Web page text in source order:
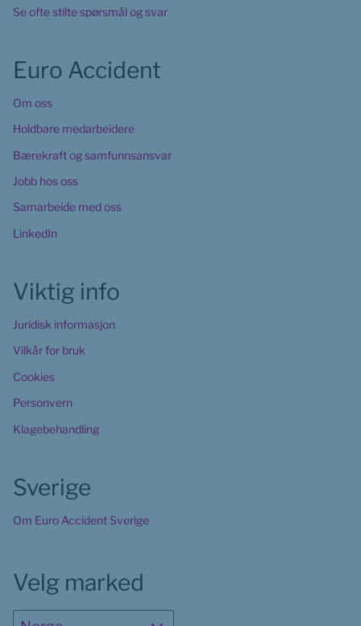
Se ofte stilte spørsmål og svar
Euro Accident
Om oss
Holdbare medarbeidere
Bærekraft og samfunnsansvar
Jobb hos oss
Samarbeide med oss
LinkedIn
Viktig info
Juridisk informasjon
Vilkår for bruk
Cookies
Personvern
Klagebehandling
Sverige
Om Euro Accident Sverige
Velg marked